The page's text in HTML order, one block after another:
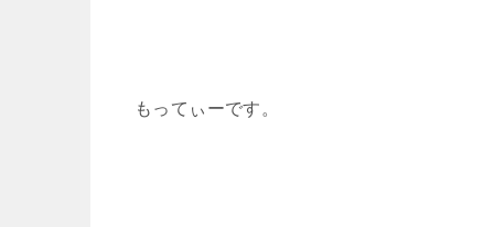
もってぃーです。